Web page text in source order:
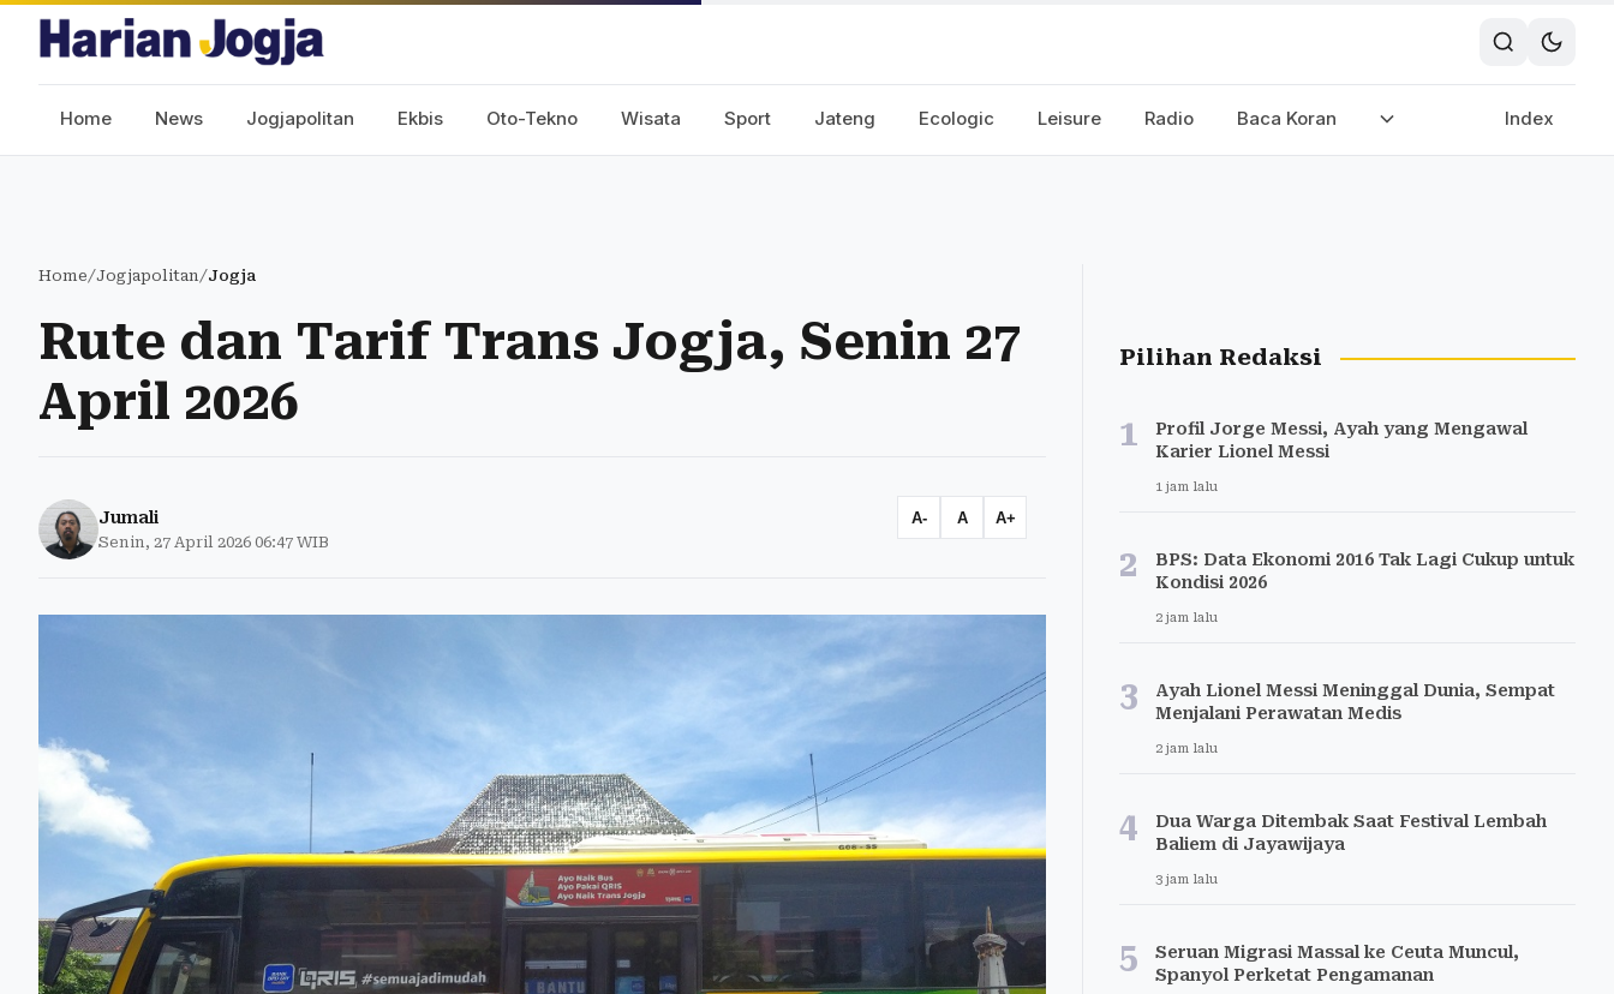
Home News Jogjapolitan Ekbis Oto-Tekno Wisata Sport Jateng Ecologic Leisure Radio Baca Koran Index
Home/Jogjapolitan/Jogja
Rute dan Tarif Trans Jogja, Senin 27
April 2026
Jumali
Senin, 27 April 2026 06:47 WIB
A- A A+
Pilihan Redaksi
1
Profil Jorge Messi, Ayah yang Mengawal
Karier Lionel Messi
1 jam lalu
2
BPS: Data Ekonomi 2016 Tak Lagi Cukup untuk
Kondisi 2026
2 jam lalu
3
Ayah Lionel Messi Meninggal Dunia, Sempat
Menjalani Perawatan Medis
2 jam lalu
4
Dua Warga Ditembak Saat Festival Lembah
Baliem di Jayawijaya
3 jam lalu
5
Seruan Migrasi Massal ke Ceuta Muncul,
Spanyol Perketat Pengamanan